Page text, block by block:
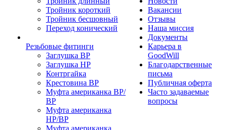
Тройник короткий
Тройник бесшовный
Переход конический
Резьбовые фитинги
Заглушка ВР
Заглушка НР
Контргайка
Крестовина ВР
Муфта американка ВР/
ВР
Муфта американка
НР/ВР
Муфта американка
Вакансии
Отзывы
Наша миссия
Документы
Карьера в
GoodWill
Благодарственные
письма
Публичная оферта
Часто задаваемые
вопросы